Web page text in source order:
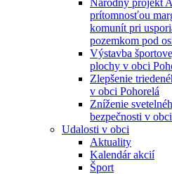
Národný projekt
prítomnosťou
komunít pri
pozemkom pod
Výstavba
plochy v obci
Zlepšenie
v obci Pohorelá
Zníženie
bezpečnosti v
Udalosti v obci
Aktuality
Kalendár akcií
Šport